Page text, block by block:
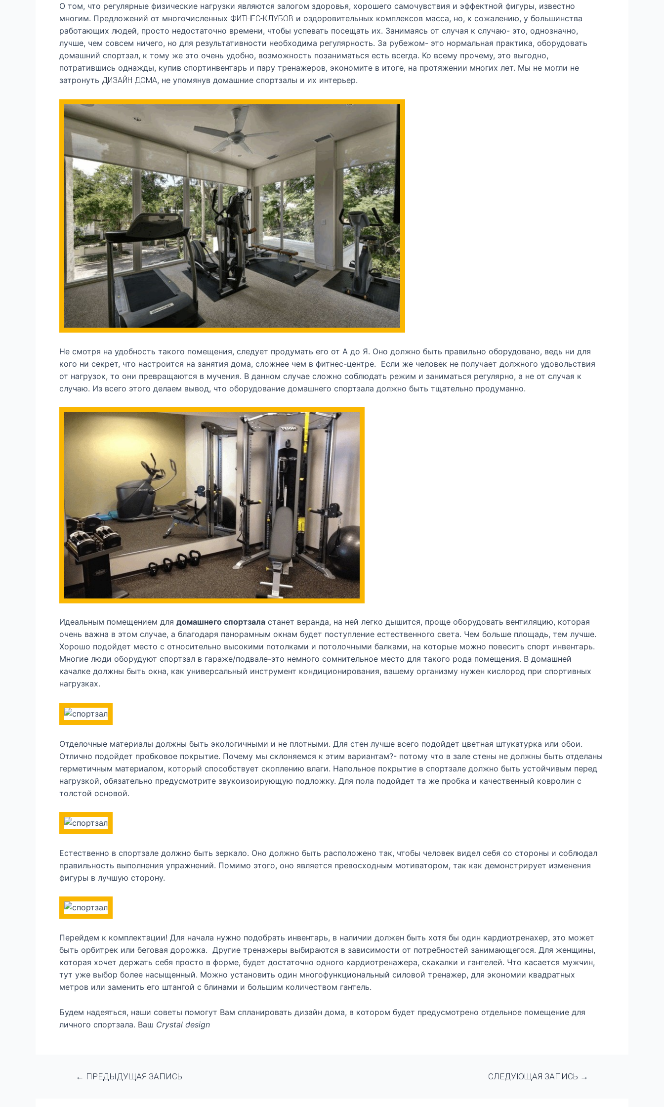
О том, что регулярные физические нагрузки являются залогом здоровья, хорошего самочувствия и эффектной фигуры, известно
многим. Предложений от многочисленных ФИТНЕС-КЛУБОВ и оздоровительных комплексов масса, но, к сожалению, у большинства
работающих людей, просто недостаточно времени, чтобы успевать посещать их. Занимаясь от случая к случаю- это, однозначно,
лучше, чем совсем ничего, но для результативности необходима регулярность. За рубежом- это нормальная практика, оборудовать
домашний спортзал, к тому же это очень удобно, возможность позаниматься есть всегда. Ко всему прочему, это выгодно,
потратившись однажды, купив спортинвентарь и пару тренажеров, экономите в итоге, на протяжении многих лет. Мы не могли не
затронуть ДИЗАЙН ДОМА, не упомянув домашние спортзалы и их интерьер.
Не смотря на удобность такого помещения, следует продумать его от А до Я. Оно должно быть правильно оборудовано, ведь ни для
кого ни секрет, что настроится на занятия дома, сложнее чем в фитнес-центре. Если же человек не получает должного удовольствия
от нагрузок, то они превращаются в мучения. В данном случае сложно соблюдать режим и заниматься регулярно, а не от случая к
случаю. Из всего этого делаем вывод, что оборудование домашнего спортзала должно быть тщательно продуманно.
Идеальным помещением для домашнего спортзала станет веранда, на ней легко дышится, проще оборудовать вентиляцию, которая
очень важна в этом случае, а благодаря панорамным окнам будет поступление естественного света. Чем больше площадь, тем лучше.
Хорошо подойдет место с относительно высокими потолками и потолочными балками, на которые можно повесить спорт инвентарь.
Многие люди оборудуют спортзал в гараже/подвале-это немного сомнительное место для такого рода помещения. В домашней
качалке должны быть окна, как универсальный инструмент кондиционирования, вашему организму нужен кислород при спортивных
нагрузках.
Отделочные материалы должны быть экологичными и не плотными. Для стен лучше всего подойдет цветная штукатурка или обои.
Отлично подойдет пробковое покрытие. Почему мы склоняемся к этим вариантам?- потому что в зале стены не должны быть отделаны
герметичным материалом, который способствует скоплению влаги. Напольное покрытие в спортзале должно быть устойчивым перед
нагрузкой, обязательно предусмотрите звукоизоирующую подложку. Для пола подойдет та же пробка и качественный ковролин с
толстой основой.
Естественно в спортзале должно быть зеркало. Оно должно быть расположено так, чтобы человек видел себя со стороны и соблюдал
правильность выполнения упражнений. Помимо этого, оно является превосходным мотиватором, так как демонстрирует изменения
фигуры в лучшую сторону.
Перейдем к комплектации! Для начала нужно подобрать инвентарь, в наличии должен быть хотя бы один кардиотренахер, это может
быть орбитрек или беговая дорожка. Другие тренажеры выбираются в зависимости от потребностей занимающегося. Для женщины,
которая хочет держать себя просто в форме, будет достаточно одного кардиотренажера, скакалки и гантелей. Что касается мужчин,
тут уже выбор более насыщенный. Можно установить один многофункциональный силовой тренажер, для экономии квадратных
метров или заменить его штангой с блинами и большим количеством гантель.
Будем надеяться, наши советы помогут Вам спланировать дизайн дома, в котором будет предусмотрено отдельное помещение для
личного спортзала. Ваш Crystal design
← ПРЕДЫДУЩАЯ ЗАПИСЬ СЛЕДУЮЩАЯ ЗАПИСЬ →